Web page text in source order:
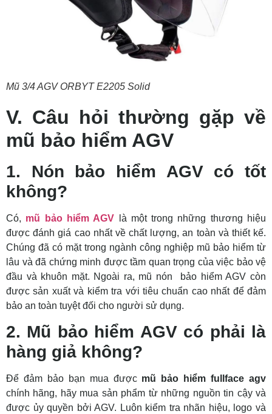
Mũ 3/4 AGV ORBYT E2205 Solid
V. Câu hỏi thường gặp về
mũ bảo hiểm AGV
1. Nón bảo hiểm AGV có tốt
không?
Có, mũ bảo hiểm AGV là một trong những thương hiệu
được đánh giá cao nhất về chất lượng, an toàn và thiết kế.
Chúng đã có mặt trong ngành công nghiệp mũ bảo hiểm từ
lâu và đã chứng minh được tầm quan trọng của việc bảo vệ
đầu và khuôn mặt. Ngoài ra, mũ nón bảo hiểm AGV còn
được sản xuất và kiểm tra với tiêu chuẩn cao nhất để đảm
bảo an toàn tuyệt đối cho người sử dụng.
2. Mũ bảo hiểm AGV có phải là
hàng giả không?
Để đảm bảo bạn mua được mũ bảo hiểm fullface agv
chính hãng, hãy mua sản phẩm từ những nguồn tin cậy và
được ủy quyền bởi AGV. Luôn kiểm tra nhãn hiệu, logo và